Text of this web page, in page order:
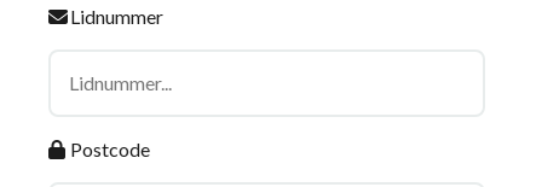
Lidnummer
Postcode